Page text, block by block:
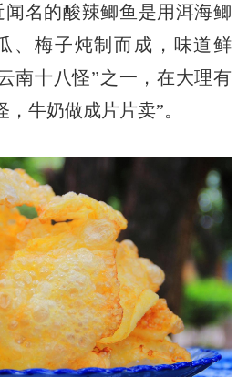
名的酸辣鲫鱼是用洱海鲫
、梅子炖制而成，味道鲜
南十八怪”之一，在大理有
牛奶做成片片卖”。